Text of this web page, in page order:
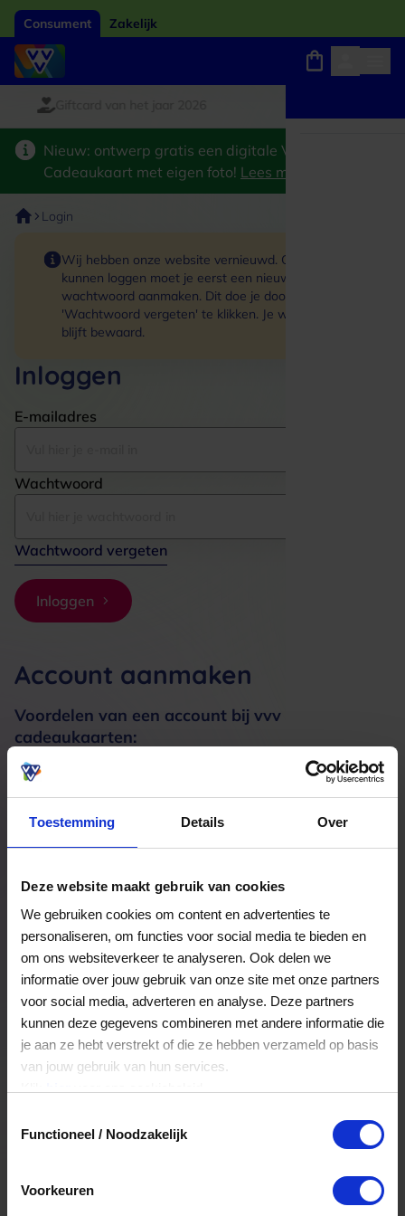
Toestemming Details Over
Deze website maakt gebruik van cookies
We gebruiken cookies om content en advertenties te
personaliseren, om functies voor social media te bieden en
om ons websiteverkeer te analyseren. Ook delen we
informatie over jouw gebruik van onze site met onze partners
voor social media, adverteren en analyse. Deze partners
kunnen deze gegevens combineren met andere informatie die
je aan ze hebt verstrekt of die ze hebben verzameld op basis
van jouw gebruik van hun services.
Functioneel / Noodzakelijk
Voorkeuren
Consument Zakelijk
Giftcard van het jaar 2026
Nieuw: ontwerp gratis een digitale VVV
Cadeaukaart met eigen foto! Lees meer
Login
Wij hebben onze website vernieuwd. Om in te
kunnen loggen moet je eerst een nieuw
wachtwoord aanmaken. Dit doe je door op de link
'Wachtwoord vergeten' te klikken. Je winkelmand
blijft bewaard.
Inloggen
E-mailadres
Wachtwoord
Wachtwoord vergeten
Inloggen
Account aanmaken
Voordelen van een account bij vvv
cadeaukaarten:
Meerdere adressen registreren
Een bestelling volgen
Nog veel meer...
Maak account aan